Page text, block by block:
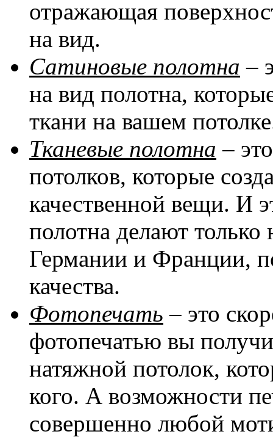
отражающая
на вид.
Сатиновые полотна –
на вид полотна,
ткани на вашем
Тканевые полотна –
потолков, которые
качественной вещи. И
полотна делают
Германии и Франции,
качества.
Фотопечать – это
фотопечатью вы
натяжной потолок,
кого. А возможности
совершенно любой